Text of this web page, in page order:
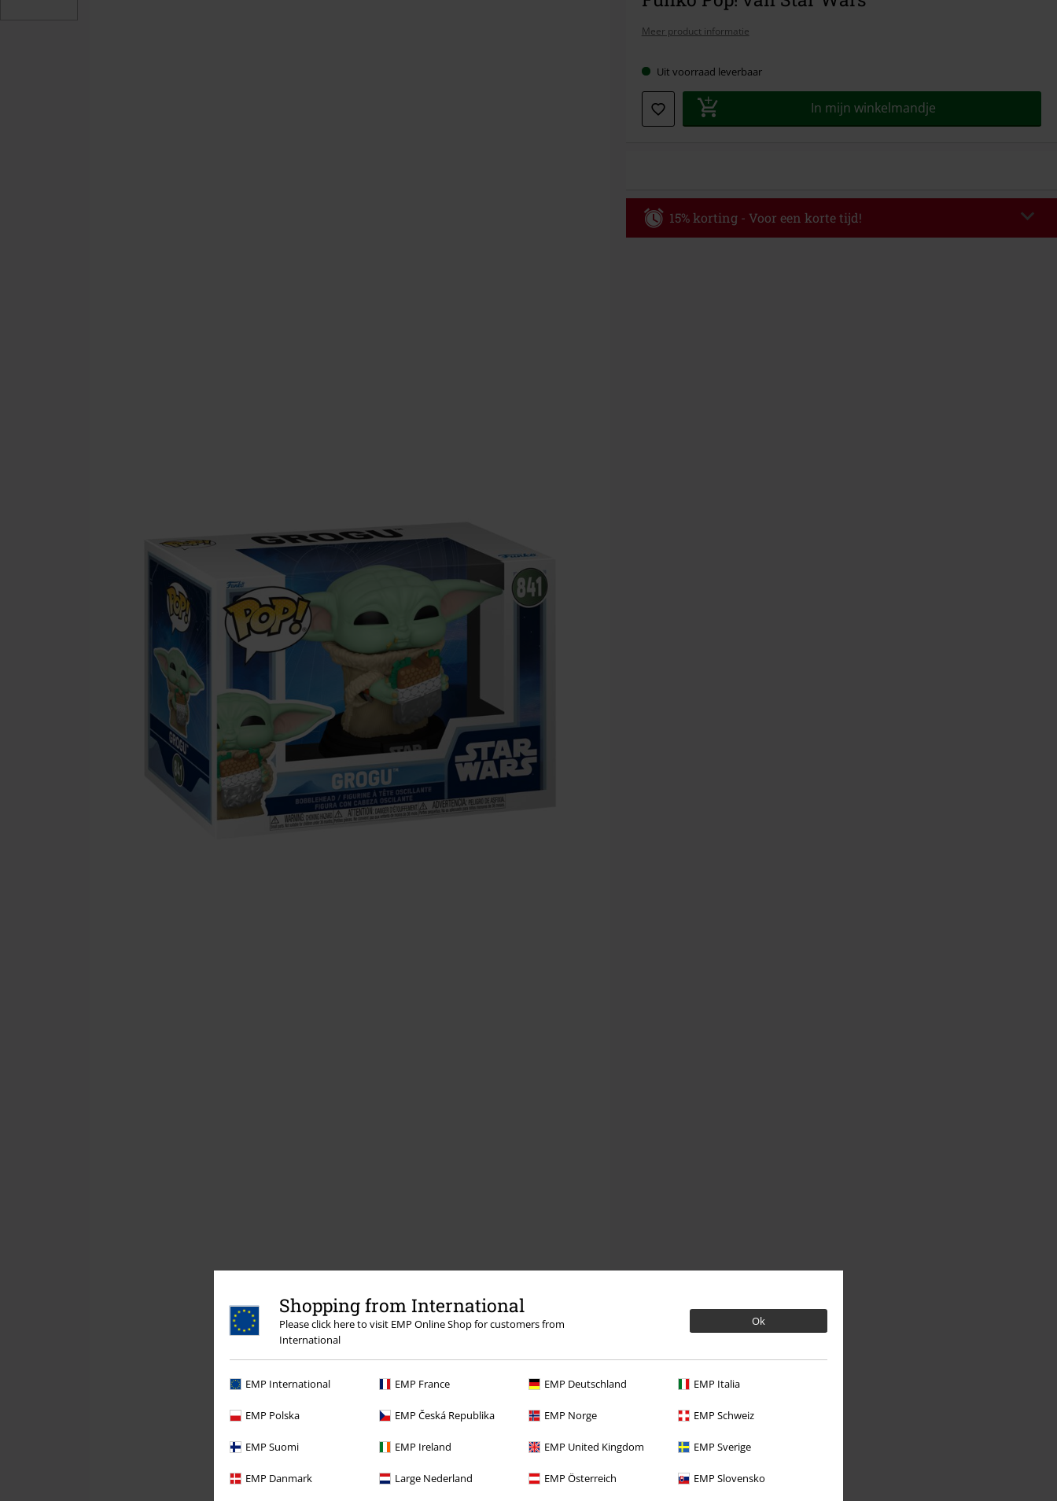
Shopping from International
Please click here to visit EMP Online Shop for customers from
International
Ok
EMP International EMP France EMP Deutschland EMP Italia
EMP Polska EMP Česká Republika EMP Norge EMP Schweiz
EMP Suomi EMP Ireland EMP United Kingdom EMP Sverige
EMP Danmark Large Nederland EMP Österreich EMP Slovensko
Meer product informatie
Uit voorraad leverbaar
In mijn winkelmandje
15% korting - Voor een korte tijd!